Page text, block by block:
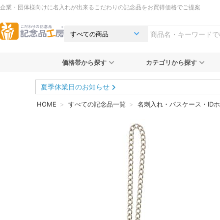
企業・団体様向けに名入れが出来るこだわりの記念品をお買得価格でご提案
価格帯から探す カテゴリから探す
夏季休業日のお知らせ
HOME すべての記念品一覧 名刺入れ・パスケース・ID